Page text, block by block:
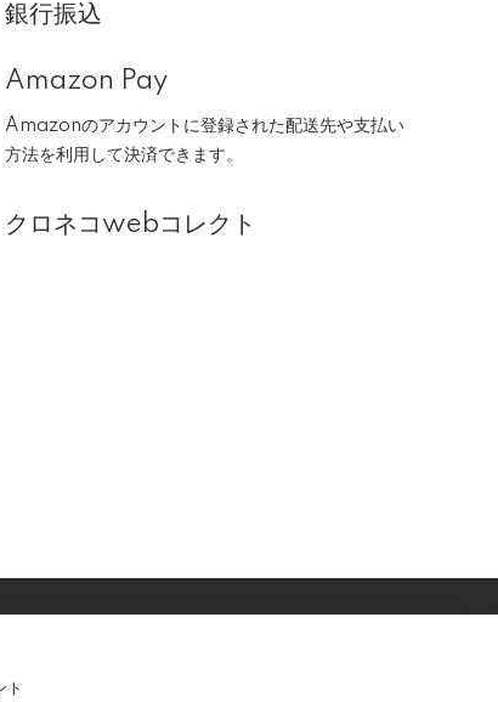
銀行振込
Amazon Pay
Amazonのアカウントに登録された配送先や支払い
方法を利用して決済できます。
クロネコwebコレクト
ト